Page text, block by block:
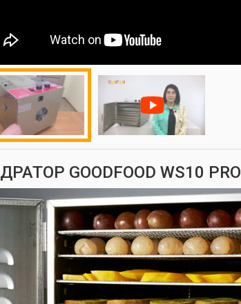
GOODFOOD WS10 PRO